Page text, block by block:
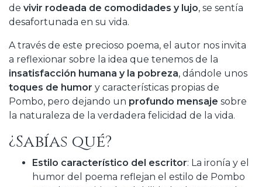
de vivir rodeada de comodidades y lujo, se sentía
desafortunada en su vida.
A través de este precioso poema, el autor nos invita
a reflexionar sobre la idea que tenemos de la
insatisfacción humana y la pobreza, dándole unos
toques de humor y características propias de
Pombo, pero dejando un profundo mensaje sobre
la naturaleza de la verdadera felicidad de la vida.
¿Sabías qué?
Estilo característico del escritor: La ironía y el
humor del poema reflejan el estilo de Pombo